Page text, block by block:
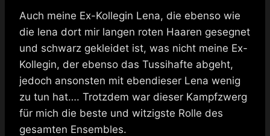
Auch meine Ex-Kollegin Lena, die ebenso wie
die lena dort mir langen roten Haaren gesegnet
und schwarz gekleidet ist, was nicht meine Ex-
Kollegin, der ebenso das Tussihafte abgeht,
jedoch ansonsten mit ebendieser Lena wenig
zu tun hat…. Trotzdem war dieser Kampfzwerg
für mich die beste und witzigste Rolle des
gesamten Ensembles.